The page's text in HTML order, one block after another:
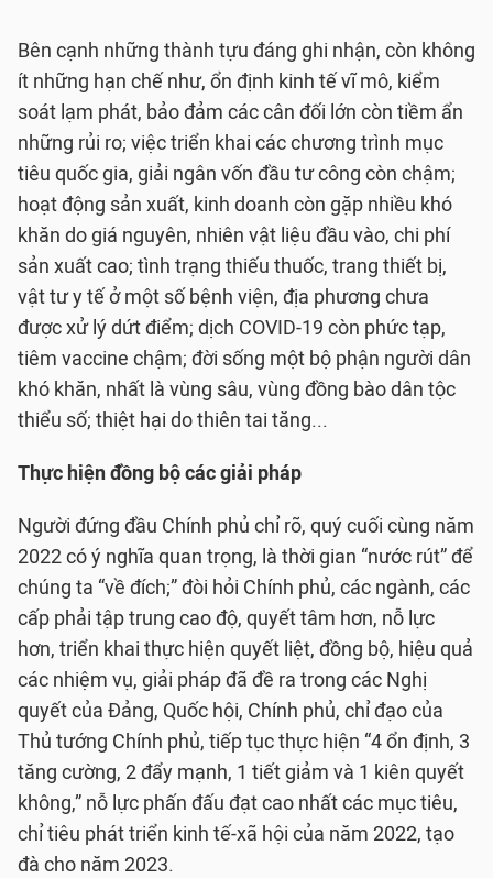
Bên cạnh những thành tựu đáng ghi nhận, còn không
ít những hạn chế như, ổn định kinh tế vĩ mô, kiểm
soát lạm phát, bảo đảm các cân đối lớn còn tiềm ẩn
những rủi ro; việc triển khai các chương trình mục
tiêu quốc gia, giải ngân vốn đầu tư công còn chậm;
hoạt động sản xuất, kinh doanh còn gặp nhiều khó
khăn do giá nguyên, nhiên vật liệu đầu vào, chi phí
sản xuất cao; tình trạng thiếu thuốc, trang thiết bị,
vật tư y tế ở một số bệnh viện, địa phương chưa
được xử lý dứt điểm; dịch COVID-19 còn phức tạp,
tiêm vaccine chậm; đời sống một bộ phận người dân
khó khăn, nhất là vùng sâu, vùng đồng bào dân tộc
thiểu số; thiệt hại do thiên tai tăng...
Thực hiện đồng bộ các giải pháp
Người đứng đầu Chính phủ chỉ rõ, quý cuối cùng năm
2022 có ý nghĩa quan trọng, là thời gian “nước rút” để
chúng ta “về đích;” đòi hỏi Chính phủ, các ngành, các
cấp phải tập trung cao độ, quyết tâm hơn, nỗ lực
hơn, triển khai thực hiện quyết liệt, đồng bộ, hiệu quả
các nhiệm vụ, giải pháp đã đề ra trong các Nghị
quyết của Đảng, Quốc hội, Chính phủ, chỉ đạo của
Thủ tướng Chính phủ, tiếp tục thực hiện “4 ổn định, 3
tăng cường, 2 đẩy mạnh, 1 tiết giảm và 1 kiên quyết
không,” nỗ lực phấn đấu đạt cao nhất các mục tiêu,
chỉ tiêu phát triển kinh tế-xã hội của năm 2022, tạo
đà cho năm 2023.